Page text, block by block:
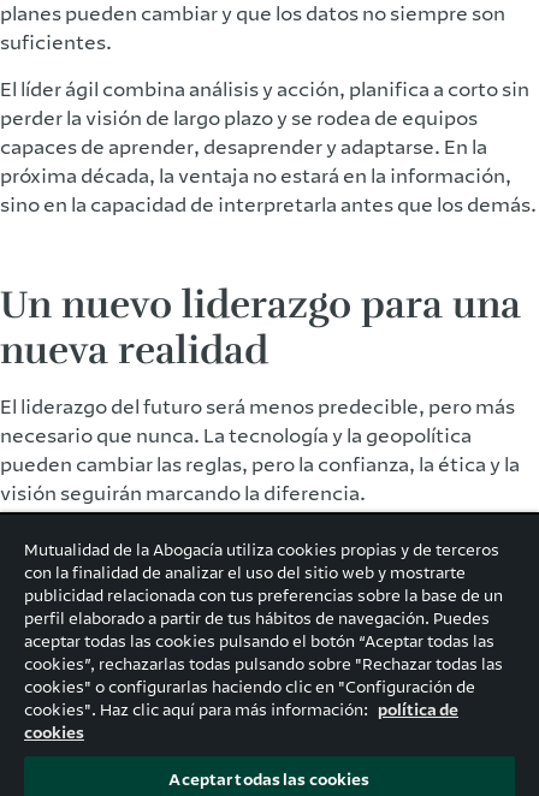
planes pueden cambiar y que los datos no siempre son
suficientes.
El líder ágil combina análisis y acción, planifica a corto sin
perder la visión de largo plazo y se rodea de equipos
capaces de aprender, desaprender y adaptarse. En la
próxima década, la ventaja no estará en la información,
sino en la capacidad de interpretarla antes que los demás.
Un nuevo liderazgo para una
nueva realidad
El liderazgo del futuro será menos predecible, pero más
necesario que nunca. La tecnología y la geopolítica
pueden cambiar las reglas, pero la confianza, la ética y la
visión seguirán marcando la diferencia.
Formar líderes capaces de integrar estas cinco
competencias —IA, ciberseguridad, geopolítica, talento
tecnológico y agilidad estratégica— es el reto de las
organizaciones que no quieren solo adaptarse al futuro,
sino construirlo.
Mutualidad de la Abogacía utiliza cookies propias y de terceros
con la finalidad de analizar el uso del sitio web y mostrarte
publicidad relacionada con tus preferencias sobre la base de un
perfil elaborado a partir de tus hábitos de navegación. Puedes
aceptar todas las cookies pulsando el botón “Aceptar todas las
cookies”, rechazarlas todas pulsando sobre "Rechazar todas las
cookies" o configurarlas haciendo clic en "Configuración de
cookies". Haz clic aquí para más información: política de
cookies
Aceptar todas las cookies